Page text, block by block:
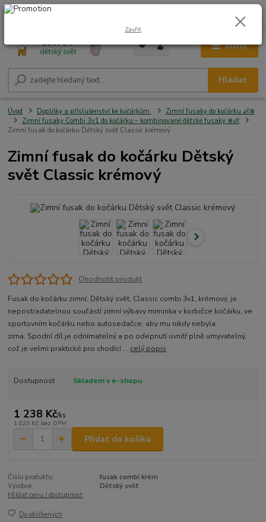
Menu
Hledat
+420 604 278 943 0,00 Kč
Úvod Doplňky a příslušenství ke kočárkům
Zimní fusaky do kočárku 👶❄️
Zimní fusaky Combi 3v1 do kočárku – kombinované dětské fusaky ❄️👶
Zimní fusak do kočárku Dětský svět Classic krémový
Zimní fusak do kočárku Dětský
svět Classic krémový
Ohodnotit produkt
Fusak do kočárku zimní, Dětský svět, Classic combi 3v1, krémový, je
nepostradatelnou součástí zimní výbavy miminka v korbičce kočárku, ve
sportovním kočárku nebo autosedačce, aby mu nikdy nebyla
zima. Spodní díl je odnímatelný a po odepnutí uvnitř plně umyvatelný,
což je velmi praktické pro chodící ... celý popis
Dostupnost Skladem v e-shopu
1 238 Kč/ks
1 023 Kč bez DPH
Přidat do košíku
Číslo produktu:
fusak combi krém
Výrobce:
Dětský svět
Hlídat cenu / dostupnost
Do oblíbených
Zavřít